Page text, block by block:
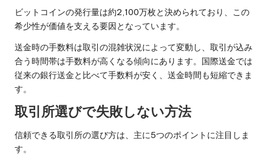
ビットコインの発行量は約2,100万枚と決められており、この
希少性が価値を支える要因となっています。
送金時の手数料は取引の混雑状況によって変動し、取引が込み
合う時間帯は手数料が高くなる傾向にあります。国際送金では
従来の銀行送金と比べて手数料が安く、送金時間も短縮できま
す。
取引所選びで失敗しない方法
信頼できる取引所の選び方は、主に5つのポイントに注目しま
す。